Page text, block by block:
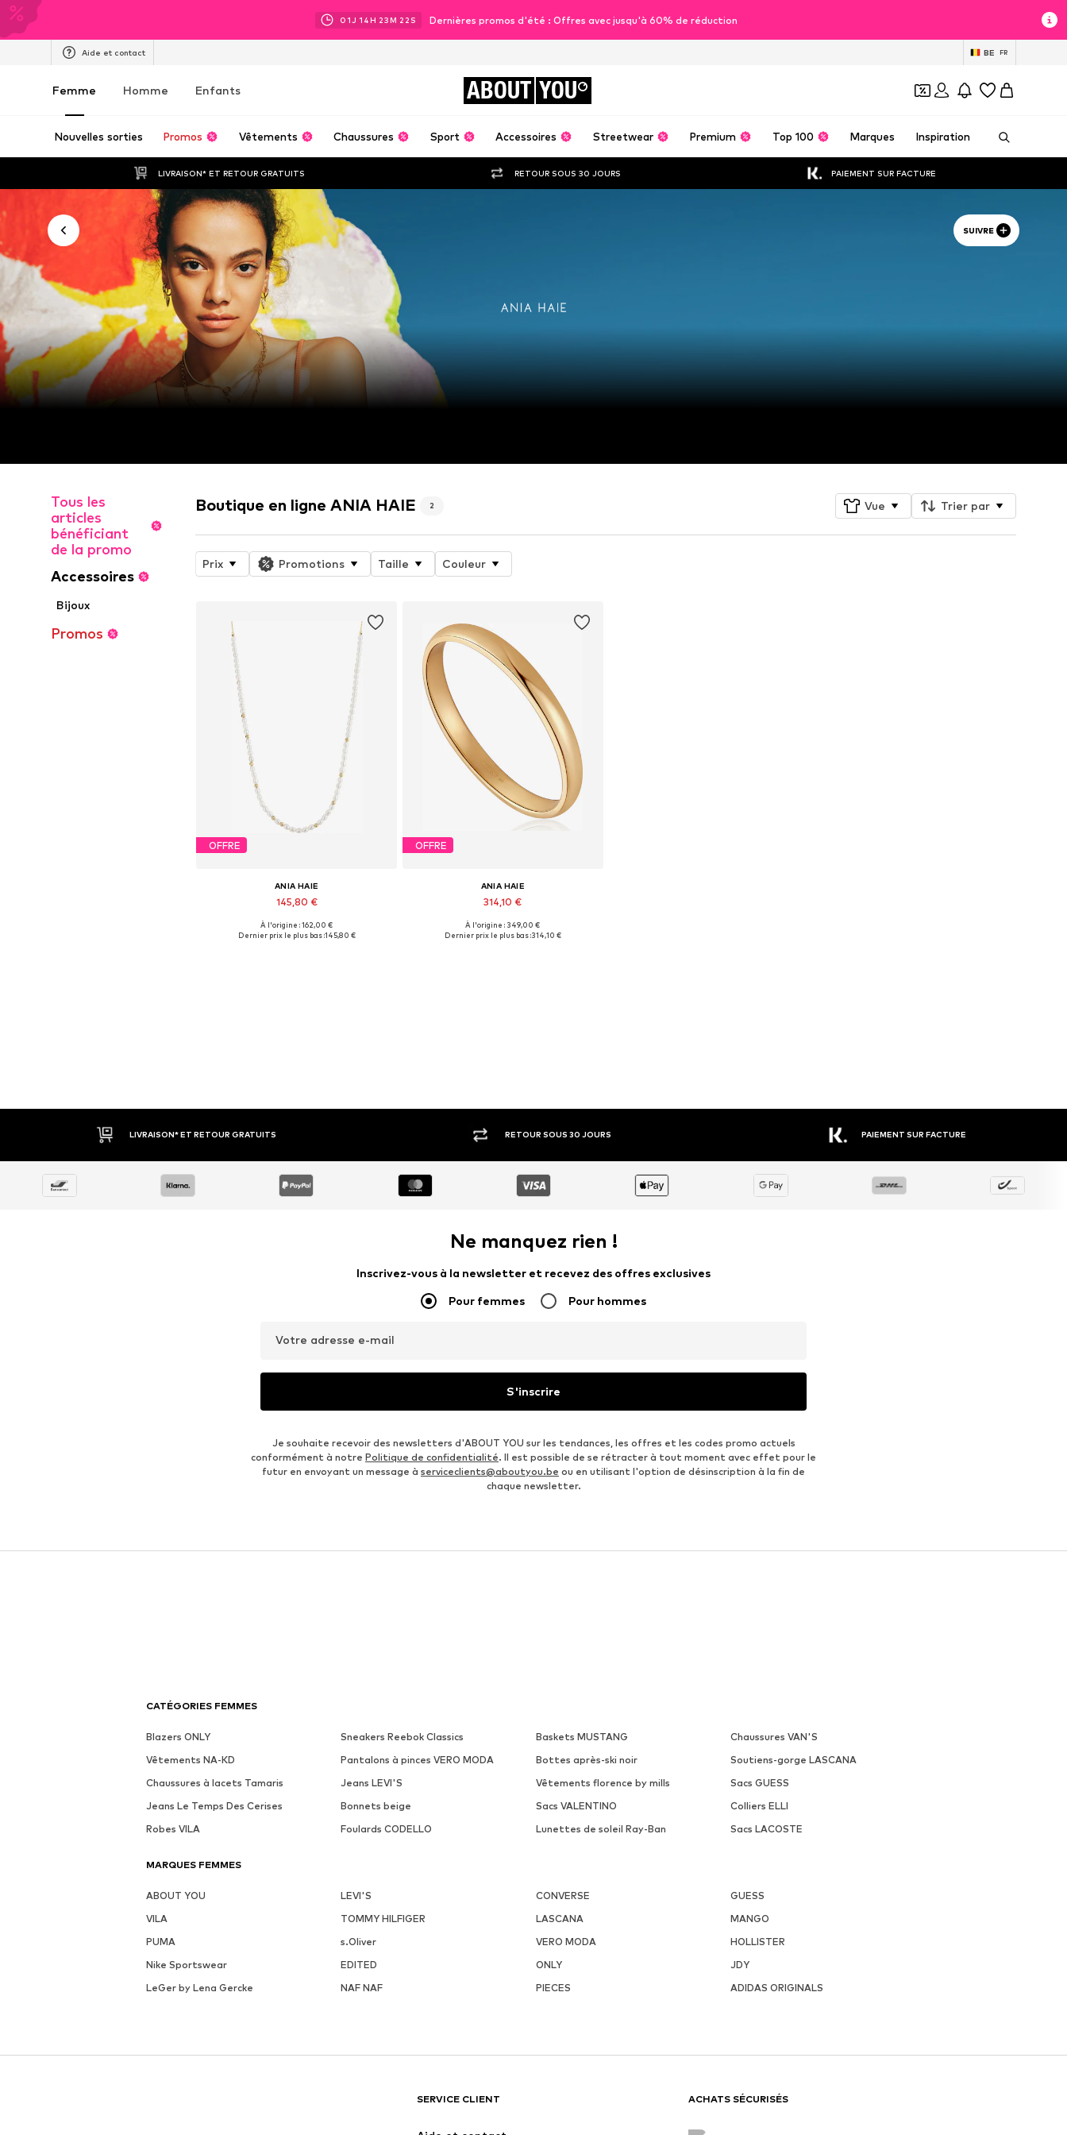
01J 14H 23M 22 S Dernières promos d'été : Offres avec jusqu'à 60% de réduction
Aide et contact BE FR
Femme Homme Enfants ABOUT YOU
Nouvelles sorties Promos Vêtements Chaussures Sport Accessoires Streetwear Premium Top 100 Marques Inspiration
LIVRAISON* ET RETOUR GRATUITS RETOUR SOUS 30 JOURS PAIEMENT SUR FACTURE
SUIVRE
Tous les
articles
bénéficiant
de la promo
Accessoires
Bijoux
Promos
Boutique en ligne ANIA HAIE 2 Vue Trier par
Prix Promotions Taille Couleur
OFFRE
ANIA HAIE
145,80 €
Tailles disponibles: One Size
À l'origine : 162,00 €
Dernier prix le plus bas :145,80 €
OFFRE
ANIA HAIE
314,10 €
Tailles disponibles: 50
À l'origine : 349,00 €
Dernier prix le plus bas :314,10 €
LIVRAISON* ET RETOUR GRATUITS RETOUR SOUS 30 JOURS PAIEMENT SUR FACTURE
Ne manquez rien !
Inscrivez-vous à la newsletter et recevez des offres exclusives
Pour femmes Pour hommes
Votre adresse e-mail
S'inscrire
Je souhaite recevoir des newsletters d'ABOUT YOU sur les tendances, les offres et les codes promo actuels
conformément à notre Politique de confidentialité. Il est possible de se rétracter à tout moment avec effet pour le
futur en envoyant un message à serviceclients@aboutyou.be ou en utilisant l'option de désinscription à la fin de
chaque newsletter.
CATÉGORIES FEMMES
Blazers ONLY Sneakers Reebok Classics Baskets MUSTANG
Chaussures VAN'S
Vêtements NA-KD
Pantalons à pinces VERO MODA Bottes après-ski noir
Soutiens-gorge LASCANA
Chaussures à lacets Tamaris
Jeans LEVI'S Vêtements florence by mills
Sacs GUESS
Jeans Le Temps Des Cerises
Bonnets beige Sacs VALENTINO
Colliers ELLI
Robes VILA
Foulards CODELLO Lunettes de soleil Ray-Ban Sacs LACOSTE
MARQUES FEMMES
ABOUT YOU LEVI'S CONVERSE
GUESS
VILA
TOMMY HILFIGER LASCANA
MANGO
PUMA
s.Oliver VERO MODA
HOLLISTER
Nike Sportswear
EDITED ONLY
JDY
LeGer by Lena Gercke
NAF NAF PIECES ADIDAS ORIGINALS
SERVICE CLIENT ACHATS SÉCURISÉS